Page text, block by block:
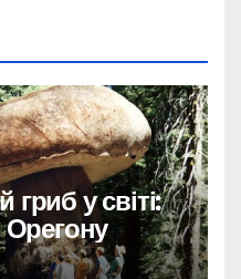
у світі:
Орегону